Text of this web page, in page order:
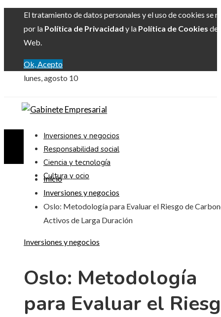
El tratamiento de datos personales y el uso de cookies se
por la Política de Privacidad y la Política de Cookies
Web.
Ok, Acepto
lunes, agosto 10
Inversiones y negocios
Responsabilidad social
Ciencia y tecnología
Cultura y ocio
Inicio
Inversiones y negocios
Oslo: Metodología para Evaluar el Riesgo de
Activos de Larga Duración
Inversiones y negocios
Oslo: Metodología
para Evaluar el